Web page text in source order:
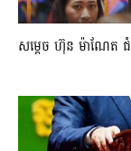
សម្តេច ហ៊ុន ម៉ាណែត